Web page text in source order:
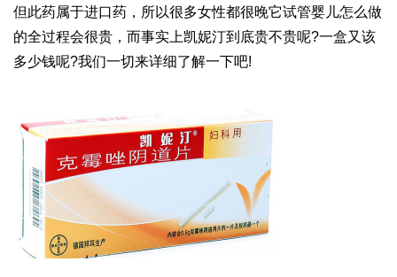
但此药属于进口药，所以很多女性都很晚它试管婴儿怎么做
的全过程会很贵，而事实上凯妮汀到底贵不贵呢?一盒又该
多少钱呢?我们一切来详细了解一下吧!